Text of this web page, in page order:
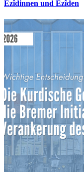
Êzîdinnen und Êzîden